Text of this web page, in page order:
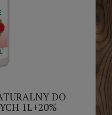
DO
1L+20%